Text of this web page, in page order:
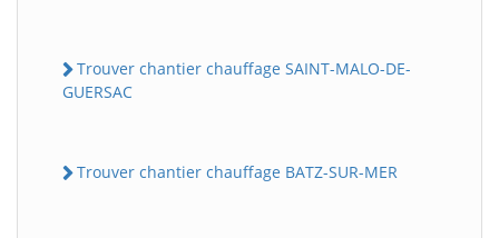
Trouver chantier chauffage SAINT-MALO-DE-
GUERSAC
Trouver chantier chauffage BATZ-SUR-MER